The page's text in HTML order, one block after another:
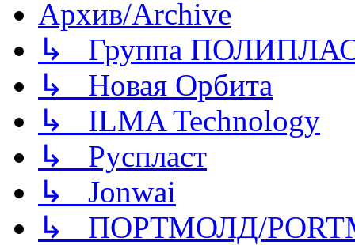
Архив/Archive
↳ Группа
↳ Новая Орбита
↳ ILMA Technology
↳ Руспласт
↳ Jonwai
↳ ПОРТМОЛД/